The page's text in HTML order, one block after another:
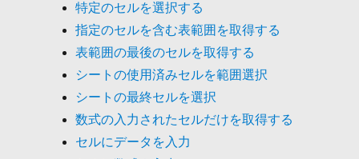
特定のセルを選択する
指定のセルを含む表範囲を取得する
表範囲の最後のセルを取得する
シートの使用済みセルを範囲選択
シートの最終セルを選択
数式の入力されたセルだけを取得する
セルにデータを入力